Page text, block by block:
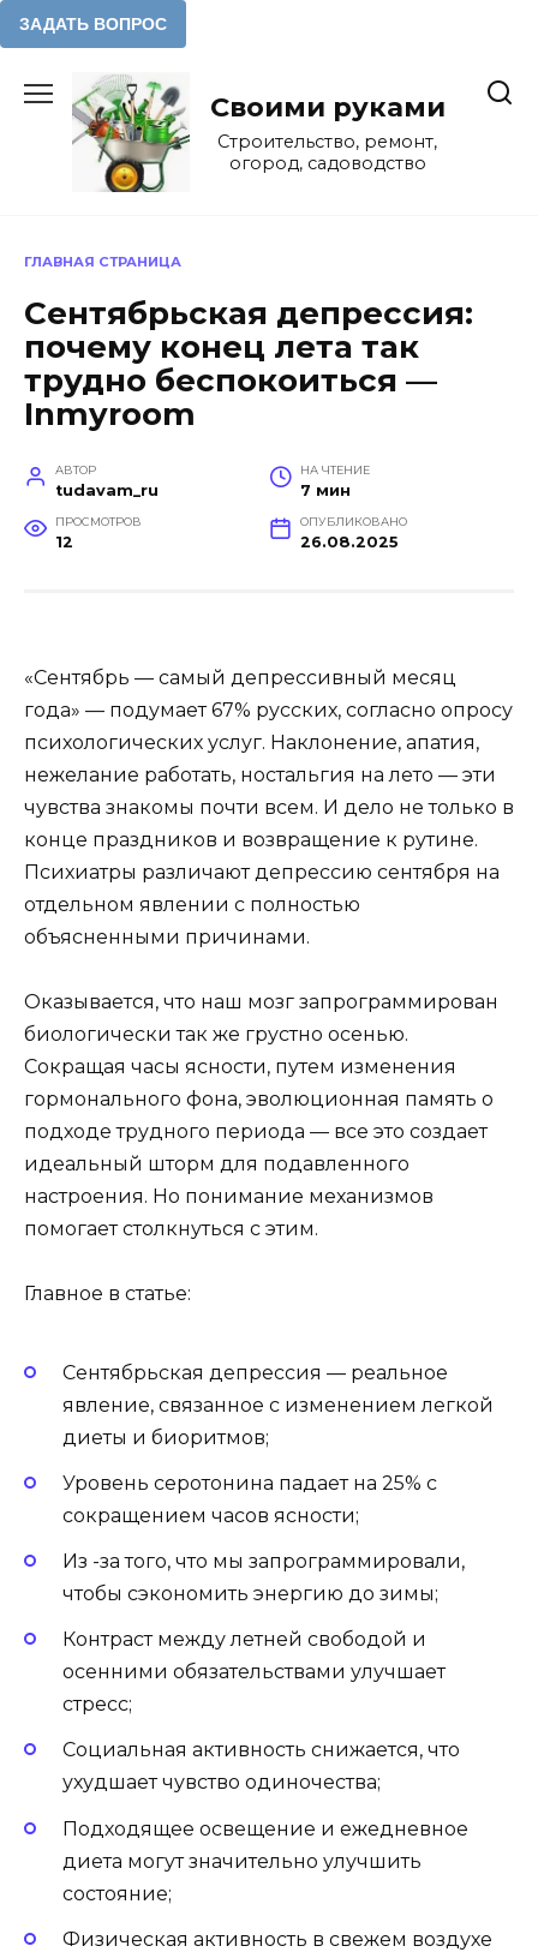
содержанию
Своими руками
Строительство, ремонт,
огород, садоводство
ГЛАВНАЯ СТРАНИЦА
Сентябрьская депрессия:
почему конец лета так
трудно беспокоиться —
Inmyroom
АВТОР
tudavam_ru
НА ЧТЕНИЕ
7 мин
ПРОСМОТРОВ
12
ОПУБЛИКОВАНО
26.08.2025
«Сентябрь — самый депрессивный месяц
года» — подумает 67% русских, согласно опросу
психологических услуг. Наклонение, апатия,
нежелание работать, ностальгия на лето — эти
чувства знакомы почти всем. И дело не только в
конце праздников и возвращение к рутине.
Психиатры различают депрессию сентября на
отдельном явлении с полностью
объясненными причинами.
Оказывается, что наш мозг запрограммирован
биологически так же грустно осенью.
Сокращая часы ясности, путем изменения
гормонального фона, эволюционная память о
подходе трудного периода — все это создает
идеальный шторм для подавленного
настроения. Но понимание механизмов
помогает столкнуться с этим.
Главное в статье:
Сентябрьская депрессия — реальное
явление, связанное с изменением легкой
диеты и биоритмов;
Уровень серотонина падает на 25% с
сокращением часов ясности;
Из -за того, что мы запрограммировали,
чтобы сэкономить энергию до зимы;
Контраст между летней свободой и
осенними обязательствами улучшает
стресс;
Социальная активность снижается, что
ухудшает чувство одиночества;
Подходящее освещение и ежедневное
диета могут значительно улучшить
состояние;
Физическая активность в свежем воздухе